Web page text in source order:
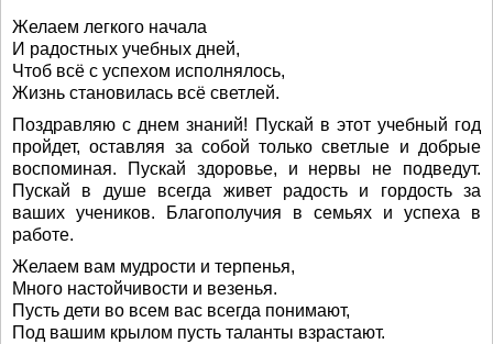
Желаем легкого начала
И радостных учебных дней,
Чтоб всё с успехом исполнялось,
Жизнь становилась всё светлей.
Поздравляю с днем знаний! Пускай в этот учебный год
пройдет, оставляя за собой только светлые и добрые
воспоминая. Пускай здоровье, и нервы не подведут.
Пускай в душе всегда живет радость и гордость за
ваших учеников. Благополучия в семьях и успеха в
работе.
Желаем вам мудрости и терпенья,
Много настойчивости и везенья.
Пусть дети во всем вас всегда понимают,
Под вашим крылом пусть таланты взрастают.